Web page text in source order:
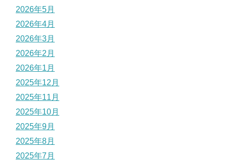
2026年5月
2026年4月
2026年3月
2026年2月
2026年1月
2025年12月
2025年11月
2025年10月
2025年9月
2025年8月
2025年7月